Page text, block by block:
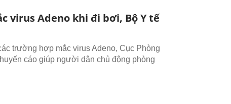
virus Adeno khi đi bơi, Bộ Y tế
trường hợp mắc virus Adeno, Cục Phòng
cáo giúp người dân chủ động phòng